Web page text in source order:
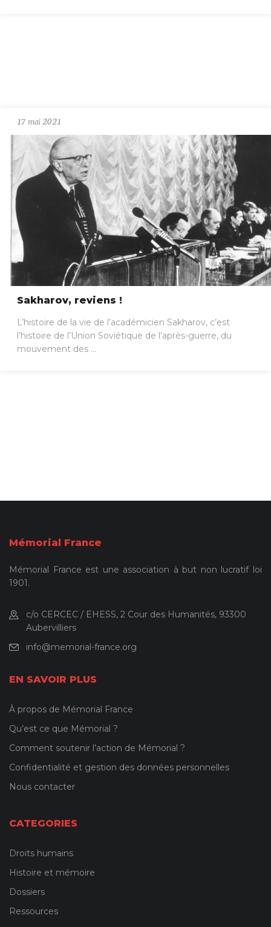
17 mai 2021
Sakharov, reviens !
L’histoire de la vie de l’académicien Sakharov, c’est
l’histoire de l’Union Soviétique de l’après-guerre, du
mouvement des ...
Mémorial France
Mémorial France est une association à but non lucratif loi
1901.
c/o CERCEC / EHESS, 2 Cour des Humanités, 93300
Aubervilliers
info@memorial-france.org
EN SAVOIR PLUS
À propos de Mémorial France
Qu’est ce que Mémorial ?
Comment soutenir l’action de Mémorial ?
Confidentialité et gestion des données personnelles
Nous contacter
CATEGORIES
Droits humains
Histoire et mémoire
Dossiers
Ressources